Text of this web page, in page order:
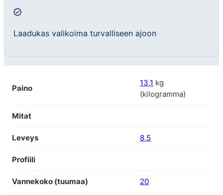
Laadukas valikoima turvalliseen ajoon
Paino
13,1 kg
(kilogramma)
Mitat
Leveys 8,5
Profiili
Vannekoko (tuumaa) 20